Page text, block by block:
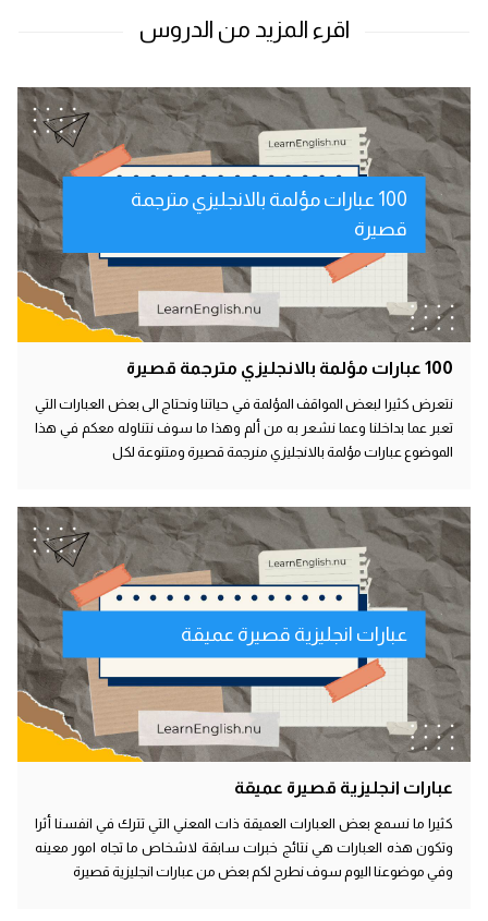
100 عبارات مؤلمة بالانجليزي مترجمة
قصيرة
100 عبارات مؤلمة بالانجليزي مترجمة قصيرة
نتعرض كثيرا لبعض المواقف المؤلمة في حياتنا ونحتاج الى بعض العبارات التي
تعبر عما بداخلنا وعما نشعر به من ألم وهذا ما سوف نتناوله معكم في هذا
الموضوع عبارات مؤلمة بالانجليزي منرجمة قصيرة ومتنوعة لكل
عبارات انجليزية قصيرة عميقة
عبارات انجليزية قصيرة عميقة
كثيرا ما نسمع بعض العبارات العميقة ذات المعني التي تترك في انفسنا أثرا
وتكون هذه العبارات هي نتائج خبرات سابقة لاشخاص ما تجاه امور معينه
وفي موضوعنا اليوم سوف نطرح لكم بعض من عبارات انجليزية قصيرة